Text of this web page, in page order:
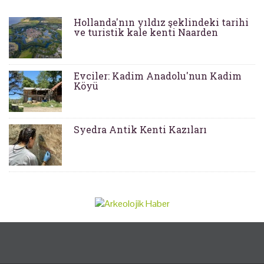
Hollanda'nın yıldız şeklindeki tarihi
ve turistik kale kenti Naarden
Evciler: Kadim Anadolu'nun Kadim
Köyü
Syedra Antik Kenti Kazıları